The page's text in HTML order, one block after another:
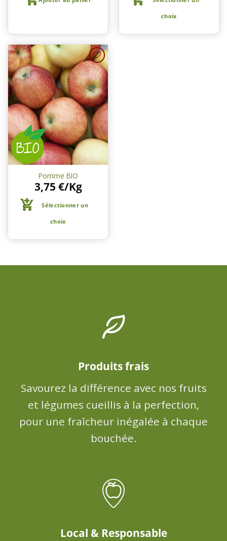
choix
Ajouter
à une
liste de
courses
Pomme BIO
3,75 €/Kg
Sélectionner un
choix
Produits frais
Savourez la différence avec nos fruits
et légumes cueillis à la perfection,
pour une fraîcheur inégalée à chaque
bouchée.
Local & Responsable